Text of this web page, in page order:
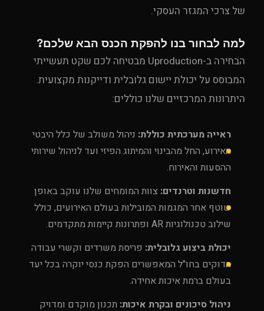
של צרכי המגזר העסקי.
למה לבחור בנו להפקת הכנס הבא שלכם?
הבחירה ב-Uproduction מבטיחה לכם שקט תעשייתי
המבוסס על יכולת יישום גלובלית ודייקנות מקצועית.
היתרונות המרכזיים שלנו כוללים:
ראייה מערכתית כוללת: ניהול משולב של כלל היבטי
האירוע, החל מהבינוי והמיתוג הפיזי ועד לניהול שירותי
ההסעות והאירוח.
חדשנות וטרנדים: צוות המומחים שלנו עוקב באופן
שוטף אחר המגמות המובילות בעולם האירועים, כולל
שילוב טכנולוגיות AR ופתרונות קיימות מתקדמים.
יכולת ביצוע גלובלית: פריסת משרדים וקשרי עבודה
הדוקים בחו"ל המאפשרים הפקת כנסי יוקרה בכל יעד
בעולם ברמת איכות אחידה.
ניהול סיכונים ובקרת איכות: תכנון מוקדם ומדויק